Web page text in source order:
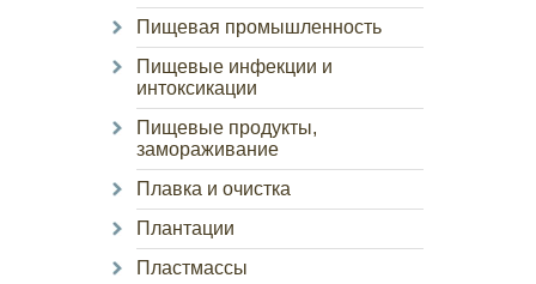
Пищевая промышленность
Пищевые инфекции и
интоксикации
Пищевые продукты,
замораживание
Плавка и очистка
Плантации
Пластмассы